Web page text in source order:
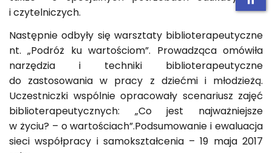
i czytelniczych.
Następnie odbyły się warsztaty biblioterapeutyczne
nt. „Podróż ku wartościom”. Prowadząca omówiła
narzędzia i techniki biblioterapeutyczne
do zastosowania w pracy z dziećmi i młodzieżą.
Uczestniczki wspólnie opracowały scenariusz zajęć
biblioterapeutycznych: „Co jest najważniejsze
w życiu? – o wartościach”.Podsumowanie i ewaluacja
sieci współpracy i samokształcenia – 19 maja 2017